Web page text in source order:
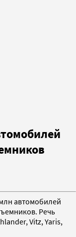
автомобилей
Речь
Vitz, Yaris,